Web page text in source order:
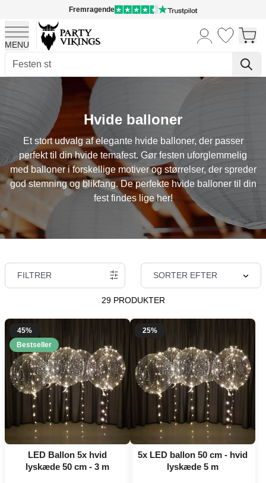
Fremragende
MENU
Hvide balloner
Et stort udvalg af elegante hvide balloner, der passer
perfekt til din hvide temafest. Gør festen uforglemmelig
med balloner i forskellige motiver og størrelser, der spreder
god stemning og blikfang. De perfekte hvide balloner til din
fest findes lige her!
FILTRER SORTER EFTER
29 PRODUKTER
45%
Bestseller
LED Ballon 5x hvid
lyskæde 50 cm - 3 m
25%
5x LED ballon 50 cm - hvid
lyskæde 5 m